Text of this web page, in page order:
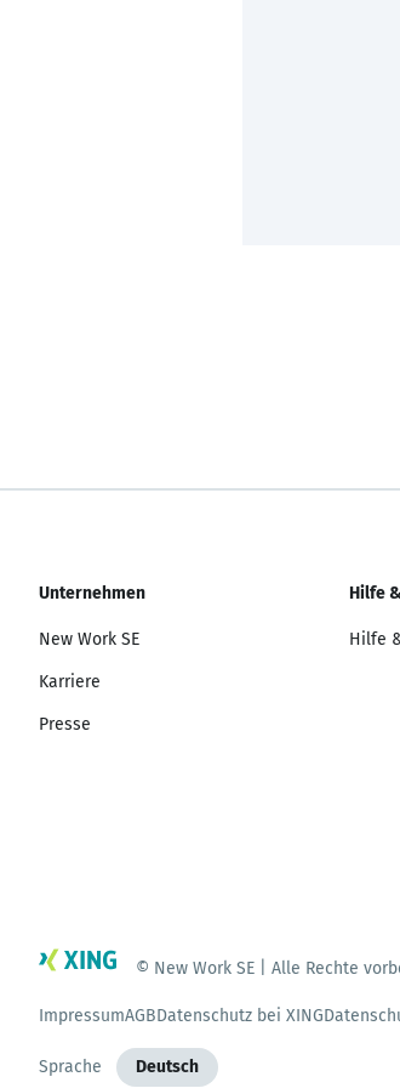
Unternehmen
New Work SE
Karriere
Presse
Hilfe
Hilfe
© New Work SE | Alle Rechte
ImpressumAGBDatenschutz bei XING
Sprache Deutsch